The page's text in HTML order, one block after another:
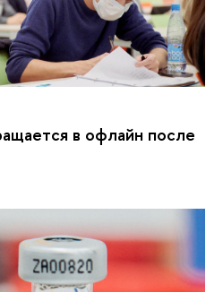
в офлайн после